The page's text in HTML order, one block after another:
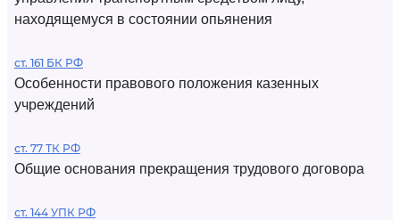
находящемуся в состоянии опьянения
ст. 161 БК РФ
Особенности правового положения казенных
учреждений
ст. 77 ТК РФ
Общие основания прекращения трудового договора
ст. 144 УПК РФ